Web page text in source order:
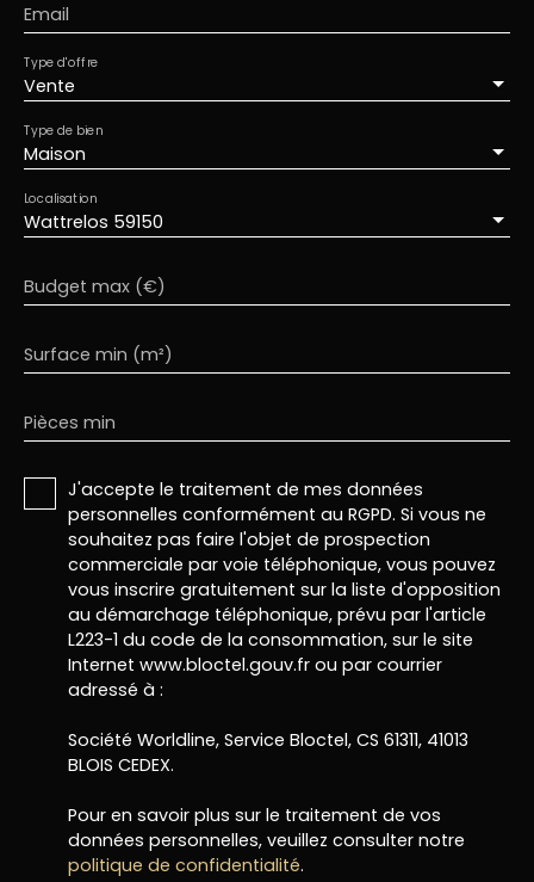
Email
Vente
Type d'offre
Maison
Type de bien
Wattrelos 59150
Localisation
Budget max (€)
Surface min (m²)
Pièces min
J'accepte le traitement de mes données
personnelles conformément au RGPD. Si vous ne
souhaitez pas faire l'objet de prospection
commerciale par voie téléphonique, vous pouvez
vous inscrire gratuitement sur la liste d'opposition
au démarchage téléphonique, prévu par l'article
L223-1 du code de la consommation, sur le site
Internet www.bloctel.gouv.fr ou par courrier
adressé à :
Société Worldline, Service Bloctel, CS 61311, 41013
BLOIS CEDEX.
Pour en savoir plus sur le traitement de vos
données personnelles, veuillez consulter notre
politique de confidentialité.